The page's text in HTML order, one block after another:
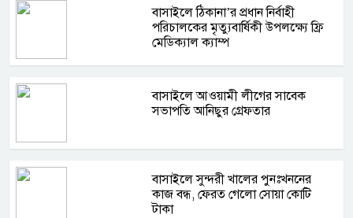
বাসাইলে ঠিকানা’র প্রধান নির্বাহী
পরিচালকের মৃত্যুবার্ষিকী উপলক্ষ্যে ফ্রি
মেডিক্যাল ক্যাম্প
বাসাইলে আওয়ামী লীগের সাবেক
সভাপতি আনিছুর গ্রেফতার
বাসাইলে সুন্দরী খালের পুনঃখননের
কাজ বন্ধ, ফেরত গেলো সোয়া কোটি
টাকা